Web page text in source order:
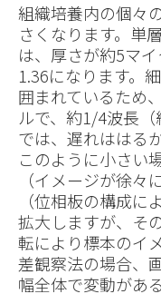
組織培養内の個々
さくなります。単
は、厚さが約5マ
1.36になります。
囲まれているため
ルで、約1/4波長
では、遅れははる
このように小さい
（イメージが徐
（位相板の構成
拡大しますが、そ
転により標本のイ
差観察法の場合、
幅全体で変動があ